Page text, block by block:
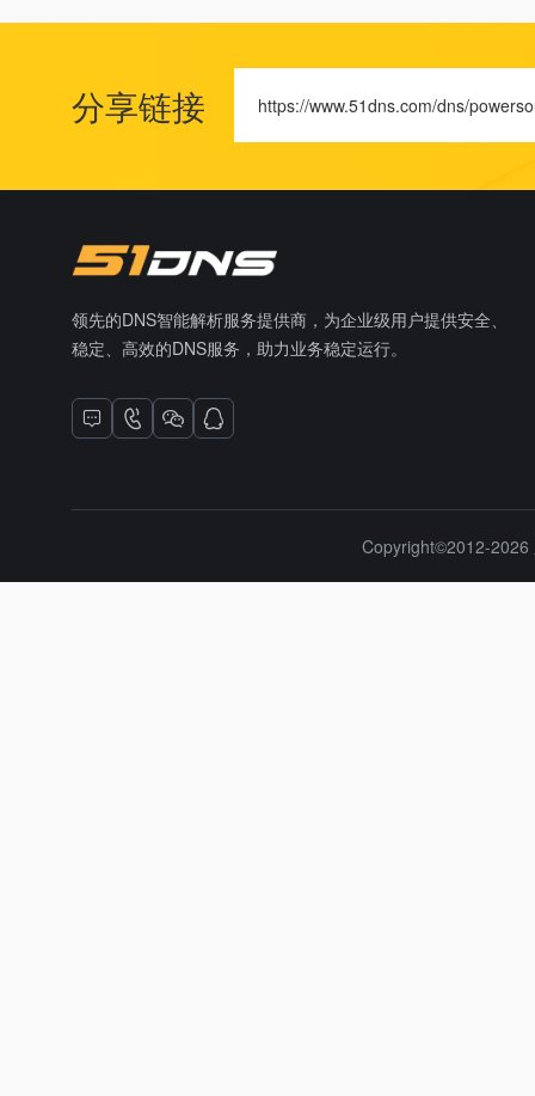
分享链接 https://www.51dns.com/dns/
领先的DNS智能解析服务提供商，为企业级用户提供安全、
稳定、高效的DNS服务，助力业务稳定运行。
Copyright©2012-2026